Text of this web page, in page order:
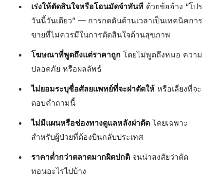
เร่งให้ตัดสินใจหรือโอนมัดจำทันที ด้วยข้ออ้าง “โปร
วันนี้วันเดียว” — การกดดันด้านเวลาเป็นเทคนิคการ
ขายที่ไม่ควรมีในการตัดสินใจด้านสุขภาพ
โฆษณาที่พูดถึงแต่ราคาถูก โดยไม่พูดถึงหมอ ความ
ปลอดภัย หรือผลลัพธ์
ไม่ยอมระบุชื่อศัลยแพทย์ที่จะผ่าตัดให้ หรือเลี่ยงที่จะ
ตอบคำถามนี้
ไม่มีแผนหรือช่องทางดูแลหลังผ่าตัด โดยเฉพาะ
สำหรับผู้ป่วยที่ต้องบินกลับประเทศ
ราคาต่ำกว่าตลาดมากผิดปกติ จนน่าสงสัยว่าตัด
ทอนอะไรไปบ้าง